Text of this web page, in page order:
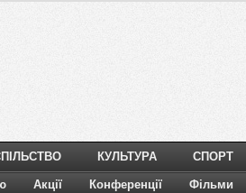
КУЛЬТУРА СПОРТ
Акції Конференції Фільми